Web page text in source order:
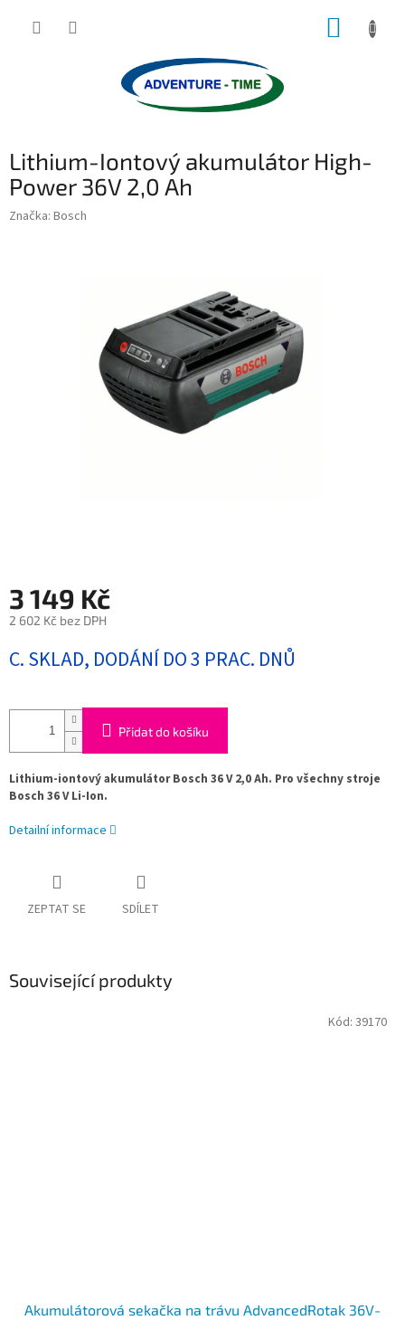
Lithium-Iontový akumulátor High-
Power 36V 2,0 Ah
Značka: Bosch
3 149 Kč
2 602 Kč bez DPH
cena:
C. SKLAD, DODÁNÍ DO 3 PRAC. DNŮ
Přidat do košíku
Lithium-iontový akumulátor Bosch 36 V 2,0 Ah. Pro všechny stroje
Bosch 36 V Li-Ion.
Detailní informace
ZEPTAT SE SDÍLET
Související produkty
Akumulátorová sekačka na trávu AdvancedRotak 36V-
Kód: 39170